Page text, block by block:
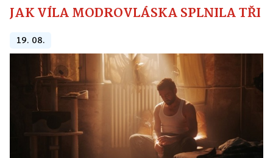
JAK VÍLA MODROVLÁSKA SPLNILA
19. 08.